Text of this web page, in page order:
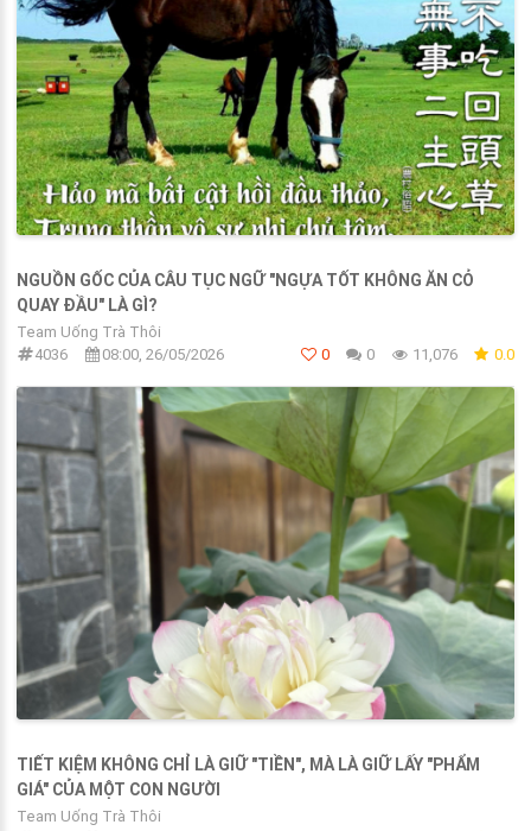
NGUỒN GỐC CỦA CÂU TỤC NGỮ "NGỰA TỐT KHÔNG ĂN CỎ
QUAY ĐẦU" LÀ GÌ?
Team Uống Trà Thôi
4036
08:00, 26/05/2026 0 0 11,076 0.0
TIẾT KIỆM KHÔNG CHỈ LÀ GIỮ "TIỀN", MÀ LÀ GIỮ LẤY "PHẨM
GIÁ" CỦA MỘT CON NGƯỜI
Team Uống Trà Thôi